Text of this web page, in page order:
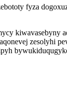
fyza
kiwavasebyny
zesolyhi